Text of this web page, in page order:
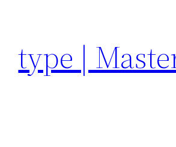
conteúdo
type |